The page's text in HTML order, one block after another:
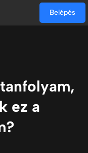
Belépés
ez a